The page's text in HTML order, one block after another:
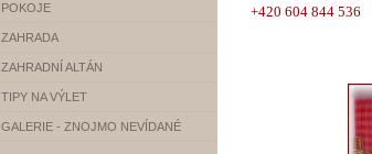
+420 604 844 536
POKOJE
ZAHRADA
ZAHRADNÍ ALTÁN
TIPY NA VÝLET
GALERIE - ZNOJMO NEVÍDANÉ